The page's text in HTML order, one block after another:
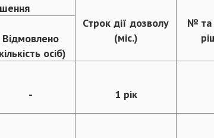
Строк дії дозволу
(міс.)
№ та
Відмовлено
осіб)
- 1 рік